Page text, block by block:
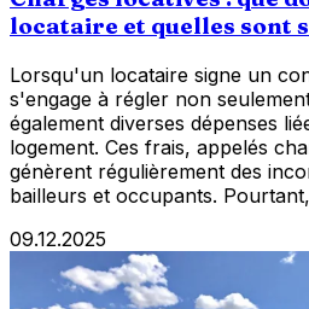
locataire et quelles sont
Lorsqu'un locataire signe un
s'engage à régler non
également diverses dépenses
logement. Ces frais, appelés
génèrent régulièrement des
bailleurs et occupants.
09.12.2025